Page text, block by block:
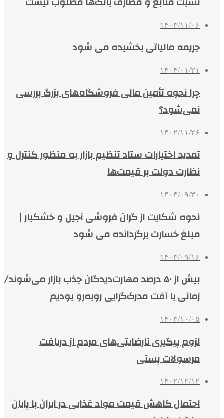
۱۴۰۳/۱۱/۰۶
جریمه مالیاتی بخشیده می شود
۱۴۰۴/۰۱/۳۱
چرا نحوه تأمین مالی فروشگاه‌های بزرگ بررسی
نمی‌شود؟
۱۴۰۲/۱۱/۲۶
تمدید اختیارات ستاد تنظیم بازار به منظور کنترل و
نظارت دولت بر قیمت‌ها
۱۴۰۳/۰۹/۳۰
نحوه شکایت از گران فروشی آجیل و خشکبار |
مبلغ خسارت برگردانده می شود
۱۴۰۳/۰۹/۱۶
بیش از ۵۰ درصد مهارت‌دیدگان جذب بازار می‌شوند/
زمانی با آفت مدرک‌گرایی روبه‌رو بودیم
۱۴۰۳/۱۰/۰۵
لزوم پیگیری نارضایتی‌های مردم از دریافت
مرسولات پستی
۱۴۰۲/۱۲/۱۲
احتمال کاهش قیمت مواد غذایی در ایران با پایان